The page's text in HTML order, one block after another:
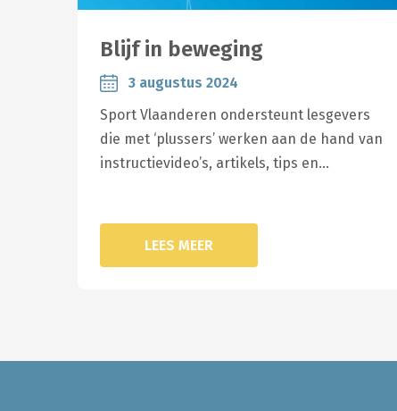
Blijf in beweging
3 augustus 2024
Sport Vlaanderen ondersteunt lesgevers
die met ‘plussers’ werken aan de hand van
instructievideo’s, artikels, tips en…
LEES MEER